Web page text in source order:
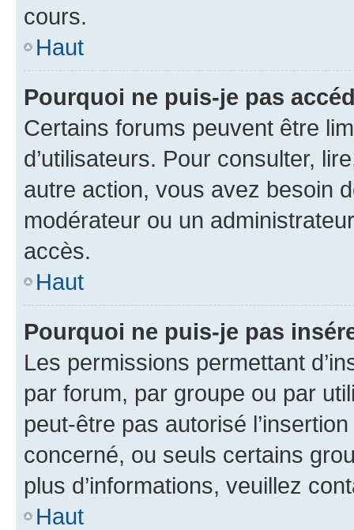
cours.
Haut
Pourquoi ne puis-je pas
Certains forums peuvent être
d’utilisateurs. Pour consulter,
autre action, vous avez besoin
modérateur ou un
accès.
Haut
Pourquoi ne puis-je pas
Les permissions permettant
par forum, par groupe ou par
peut-être pas autorisé
concerné, ou seuls certains
plus d’informations, veuillez
Haut